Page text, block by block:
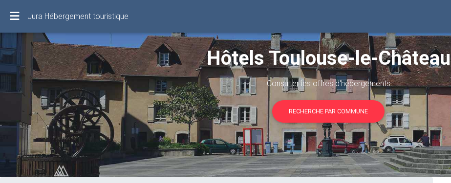
Jura Hébergement touristique
Hôtels Toulouse-le-Château
Consulter les offres d'hébergements
RECHERCHE PAR COMMUNE